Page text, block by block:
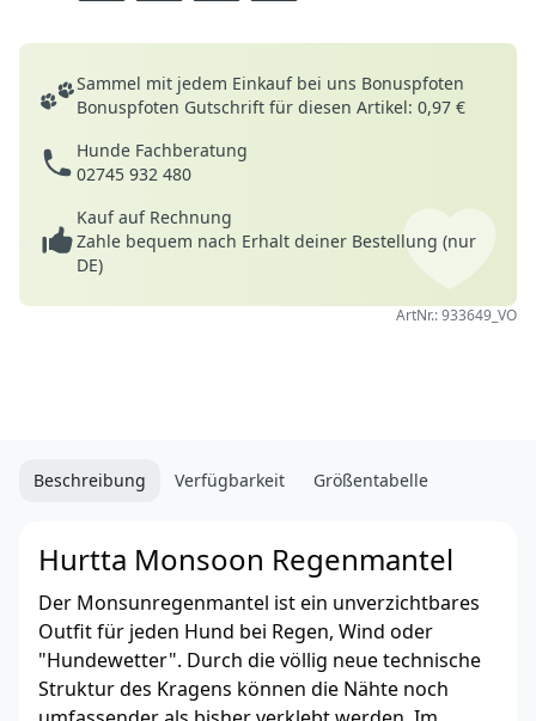
Deine Vorteile
Sammel mit jedem Einkauf bei uns Bonuspfoten
Bonuspfoten Gutschrift für diesen Artikel: 0,97 €
Hunde Fachberatung
02745 932 480
Kauf auf Rechnung
Zahle bequem nach Erhalt deiner Bestellung (nur
DE)
ArtNr.: 933649_VO
Beschreibung Verfügbarkeit Größentabelle
Hurtta Monsoon Regenmantel
Der Monsunregenmantel ist ein unverzichtbares
Outfit für jeden Hund bei Regen, Wind oder
"Hundewetter". Durch die völlig neue technische
Struktur des Kragens können die Nähte noch